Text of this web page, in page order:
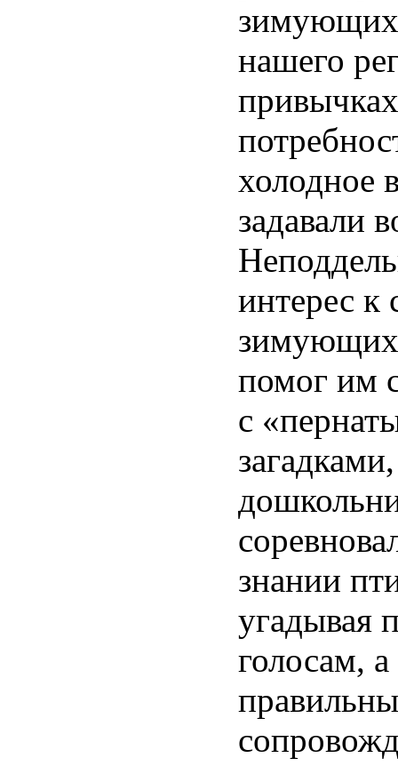
нашего
холодное
задавали
интерес к
помог им
с
загадками,
знании
угадывая
голосам,